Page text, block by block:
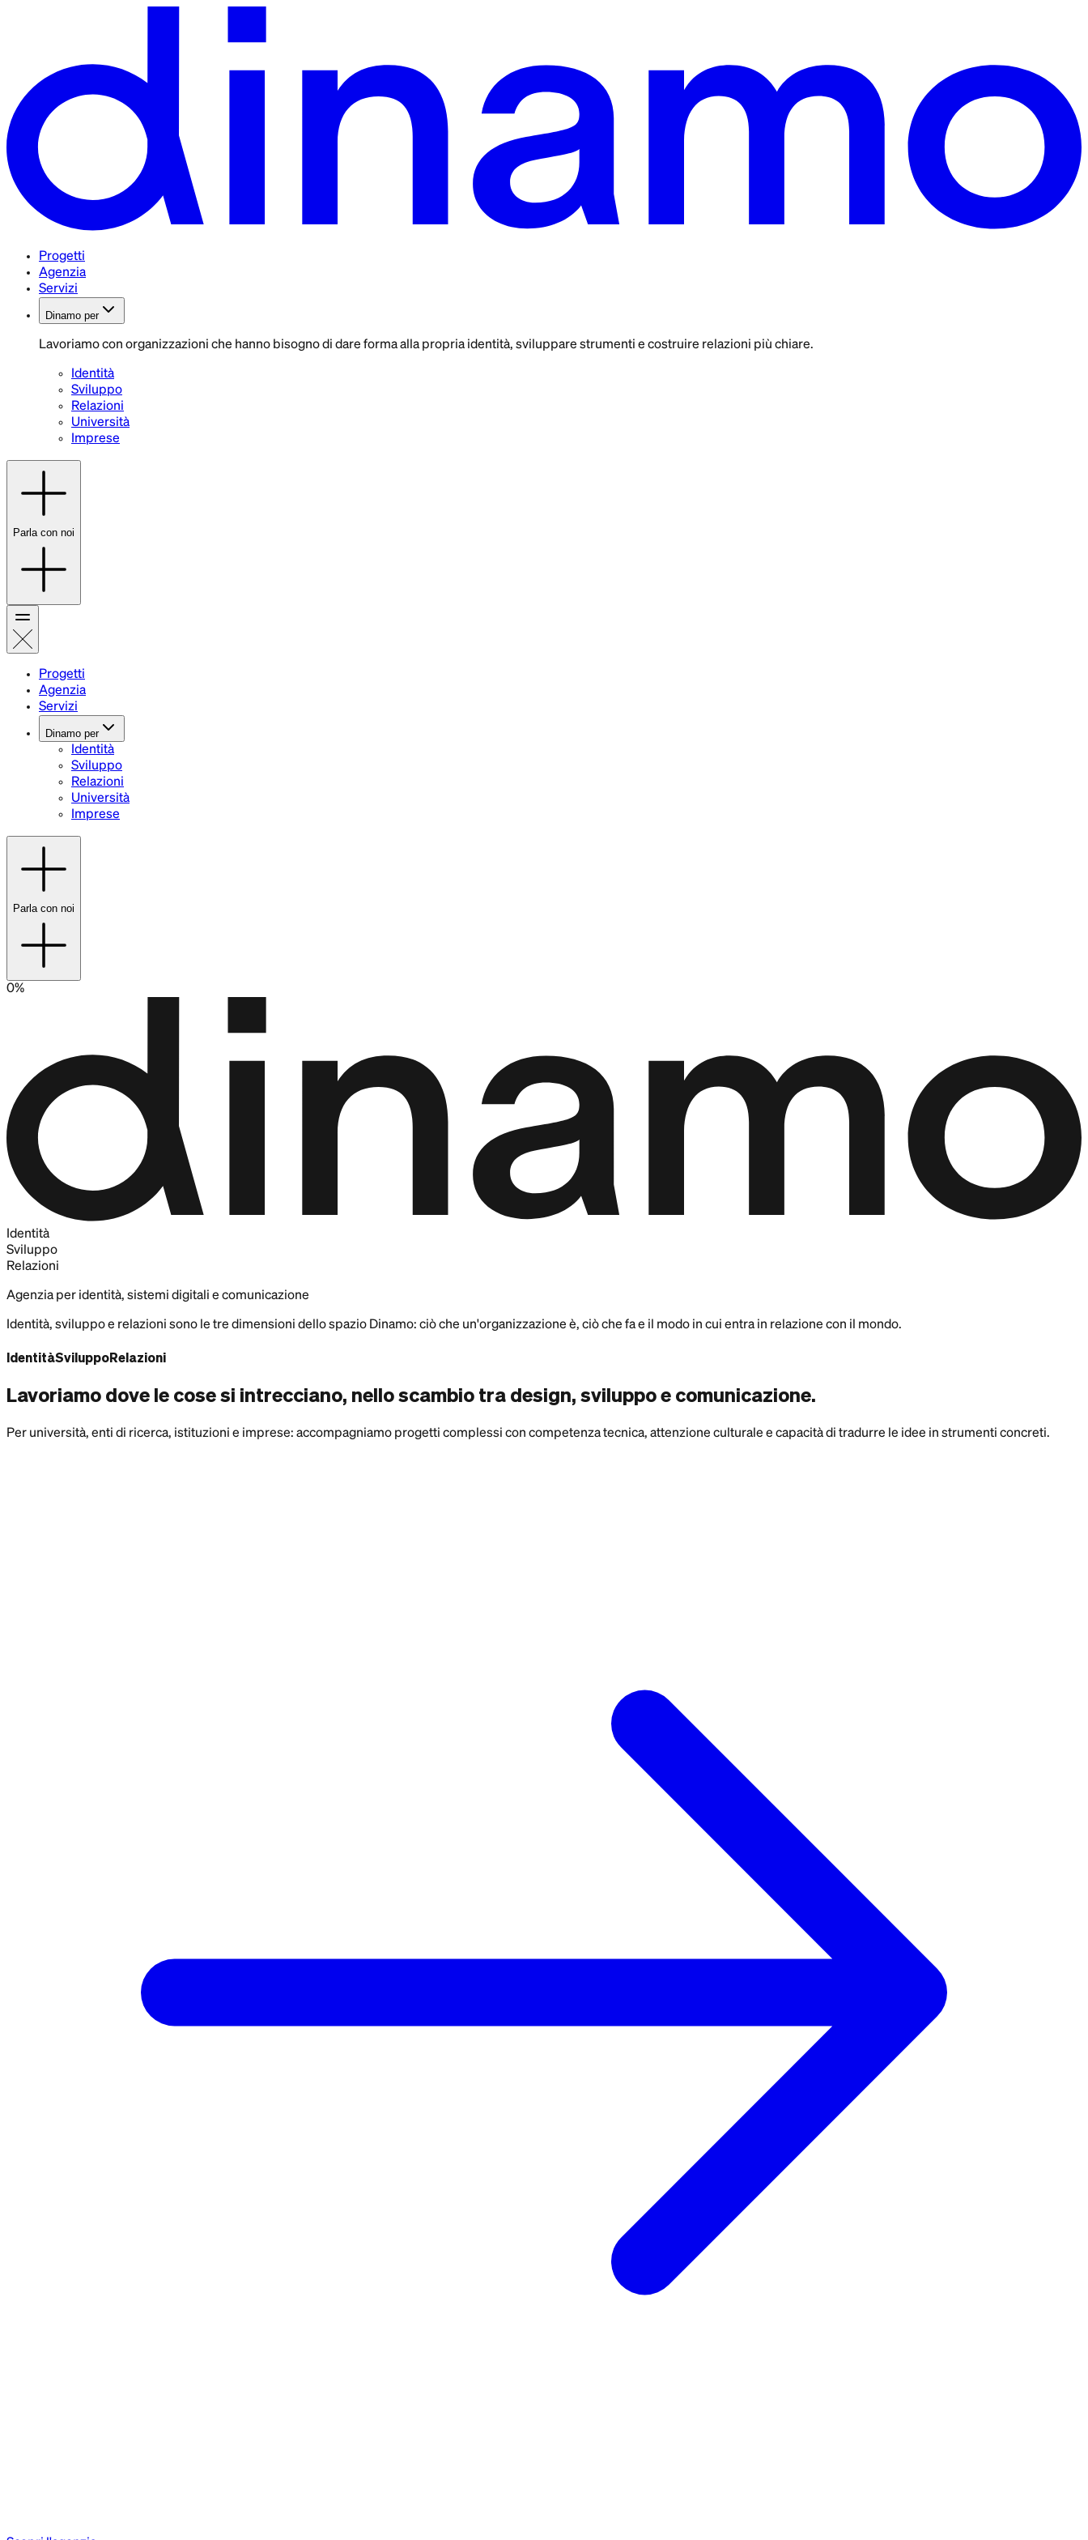
Progetti
Agenzia
Servizi
Dinamo per
Lavoriamo con organizzazioni che hanno bisogno di dare forma alla propria identità, sviluppare strumenti e costruire relazioni più chiare.
Identità
Sviluppo
Relazioni
Università
Imprese
Parla con noi
Progetti
Agenzia
Servizi
Dinamo per
Identità
Sviluppo
Relazioni
Università
Imprese
Parla con noi
0%
Identità
Sviluppo
Relazioni
Agenzia per identità, sistemi digitali e comunicazione
Identità, sviluppo e relazioni sono le tre dimensioni dello spazio Dinamo: ciò che un'organizzazione è, ciò che fa e il modo in cui entra in relazione con il mondo.
IdentitàSviluppoRelazioni
Lavoriamo dove le cose si intrecciano, nello scambio tra design, sviluppo e comunicazione.
Per università, enti di ricerca, istituzioni e imprese: accompagniamo progetti complessi con competenza tecnica, attenzione culturale e capacità di tradurre le idee in strumenti concreti.